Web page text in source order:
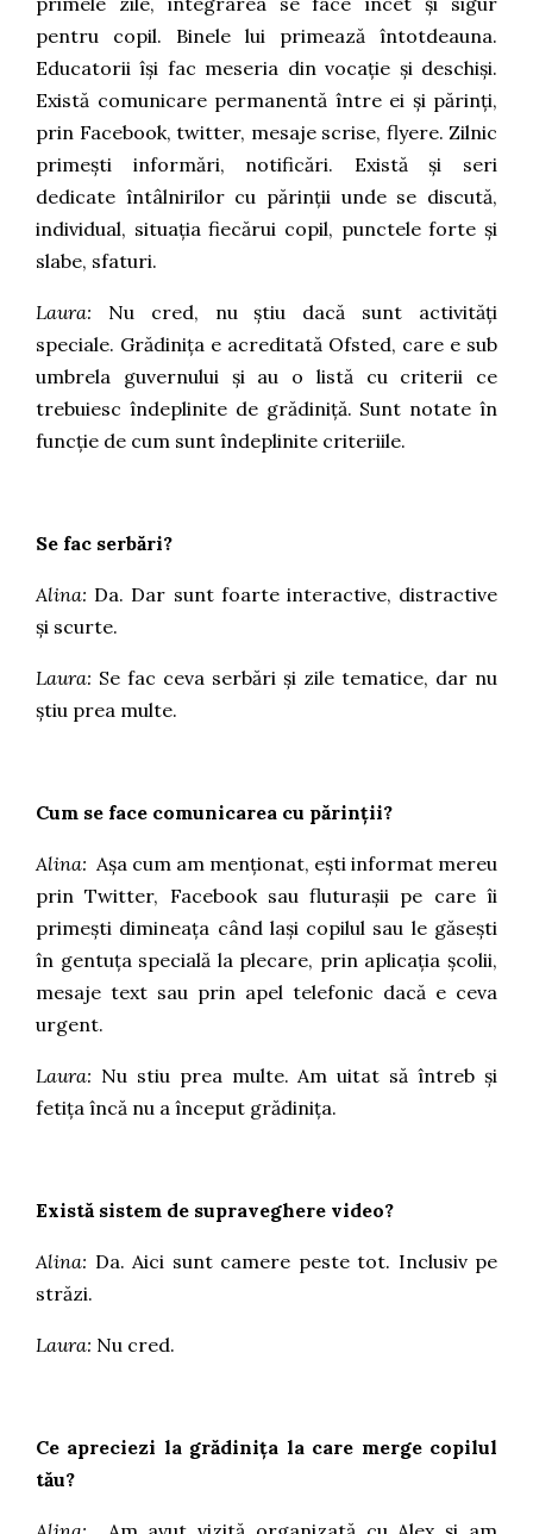
pentru copil. Binele lui primează întotdeauna.
Educatorii își fac meseria din vocație și deschiși.
Există comunicare permanentă între ei și părinți,
prin Facebook, twitter, mesaje scrise, flyere. Zilnic
primești informări, notificări. Există și seri
dedicate întâlnirilor cu părinții unde se discută,
individual, situația fiecărui copil, punctele forte și
slabe, sfaturi.
Laura: Nu cred, nu știu dacă sunt activități
speciale. Grădinița e acreditată Ofsted, care e sub
umbrela guvernului și au o listă cu criterii ce
trebuiesc îndeplinite de grădiniță. Sunt notate în
funcție de cum sunt îndeplinite criteriile.
Se fac serbări?
Alina: Da. Dar sunt foarte interactive, distractive
și scurte.
Laura: Se fac ceva serbări și zile tematice, dar nu
știu prea multe.
Cum se face comunicarea cu părinții?
Alina: Așa cum am menționat, ești informat mereu
prin Twitter, Facebook sau fluturașii pe care îi
primești dimineața când lași copilul sau le găsești
în gentuța specială la plecare, prin aplicația școlii,
mesaje text sau prin apel telefonic dacă e ceva
urgent.
Laura: Nu stiu prea multe. Am uitat să întreb și
fetița încă nu a început grădinița.
Există sistem de supraveghere video?
Alina: Da. Aici sunt camere peste tot. Inclusiv pe
străzi.
Laura: Nu cred.
Ce apreciezi la grădinița la care merge copilul
tău?